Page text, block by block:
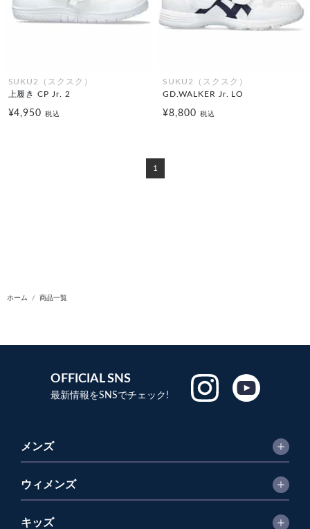
SUKU2（スクスク）
上履き CP Jr. 2
¥4,950税込
SUKU2（スクスク）
GD.WALKER Jr. LO
¥8,800 税込
1
ホーム 商品一覧
OFFICIAL SNS
最新情報をSNSでチェック!
メンズ
ウィメンズ
キッズ